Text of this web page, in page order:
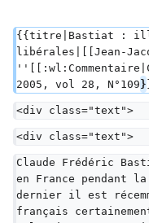
{{titre|Bastiat :
libérales|[[Jean-
2005, vol 28, N°109 }
<div class="text">
<div class="text">
Claude Frédéric
en France pendant
dernier il est
français